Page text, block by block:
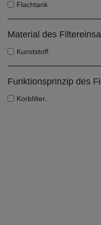
Flachtank
Material des
Kunststoff.
Funktionsprinzip des
Korbfilter.